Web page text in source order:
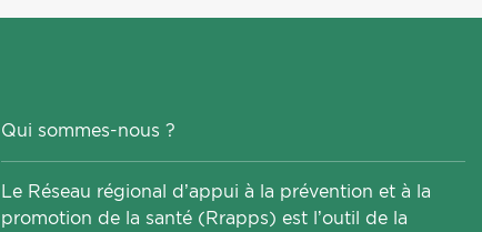
Qui sommes-nous ?
Le Réseau régional d’appui à la prévention et à la
promotion de la santé (Rrapps) est l’outil de la